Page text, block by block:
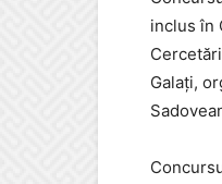
inclus în
Galați,